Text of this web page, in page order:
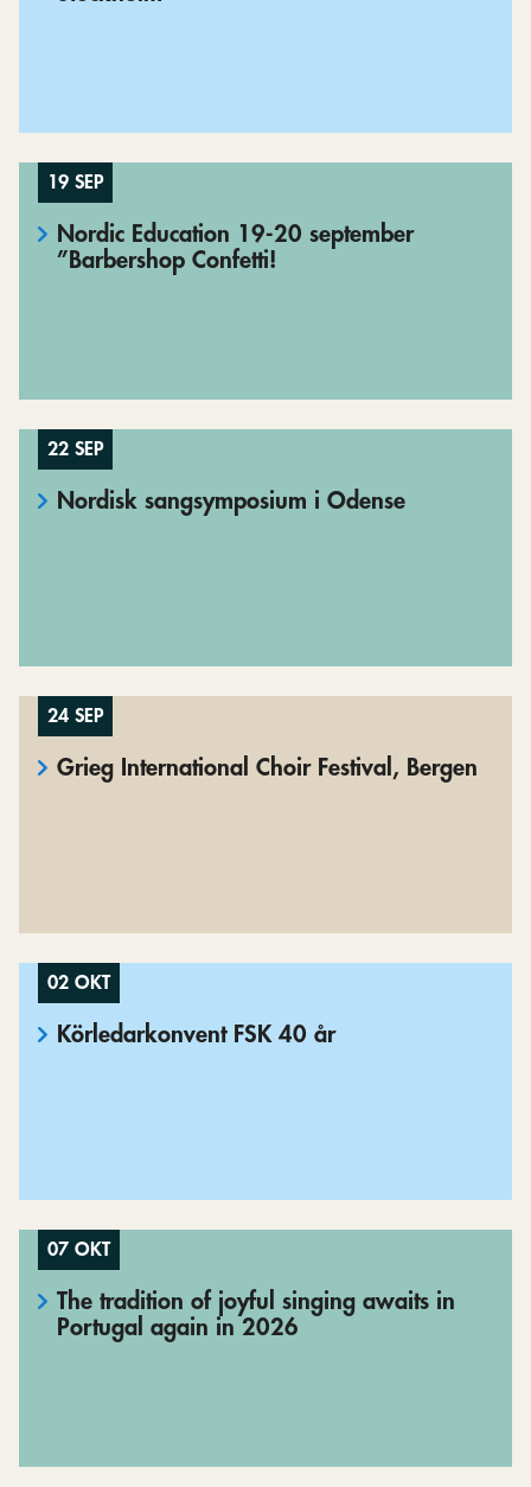
19 SEP
Nordic Education 19-20 september
”Barbershop Confetti!
22 SEP
Nordisk sangsymposium i Odense
24 SEP
Grieg International Choir Festival, Bergen
02 OKT
Körledarkonvent FSK 40 år
07 OKT
The tradition of joyful singing awaits in
Portugal again in 2026